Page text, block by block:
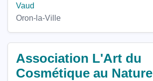
Vaud
Oron-la-Ville
Association L'Art du
Cosmétique au Naturel